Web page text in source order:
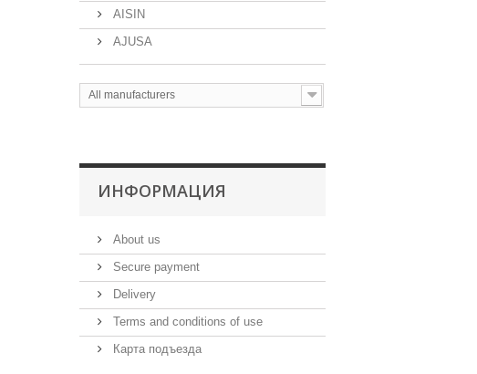
AISIN
AJUSA
All manufacturers
ИНФОРМАЦИЯ
About us
Secure payment
Delivery
Terms and conditions of use
Карта подъезда